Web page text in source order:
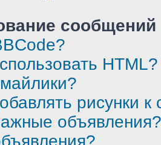
HTML?
рисунки
объявления?